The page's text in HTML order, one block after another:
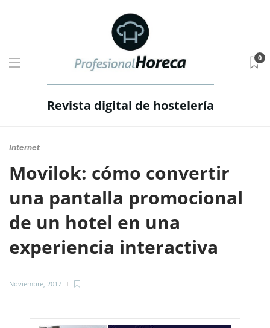
Revista digital de hostelería
0
Internet
Movilok: cómo convertir
una pantalla promocional
de un hotel en una
experiencia interactiva
Noviembre, 2017